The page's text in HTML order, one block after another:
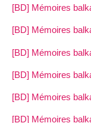
[BD] Mémoires
[BD] Mémoires
[BD] Mémoires
[BD] Mémoires
[BD] Mémoires
[BD] Mémoires